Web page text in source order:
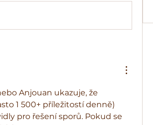
Anjouan ukazuje, že
1 500+ příležitostí denně)
pro řešení sporů. Pokud se